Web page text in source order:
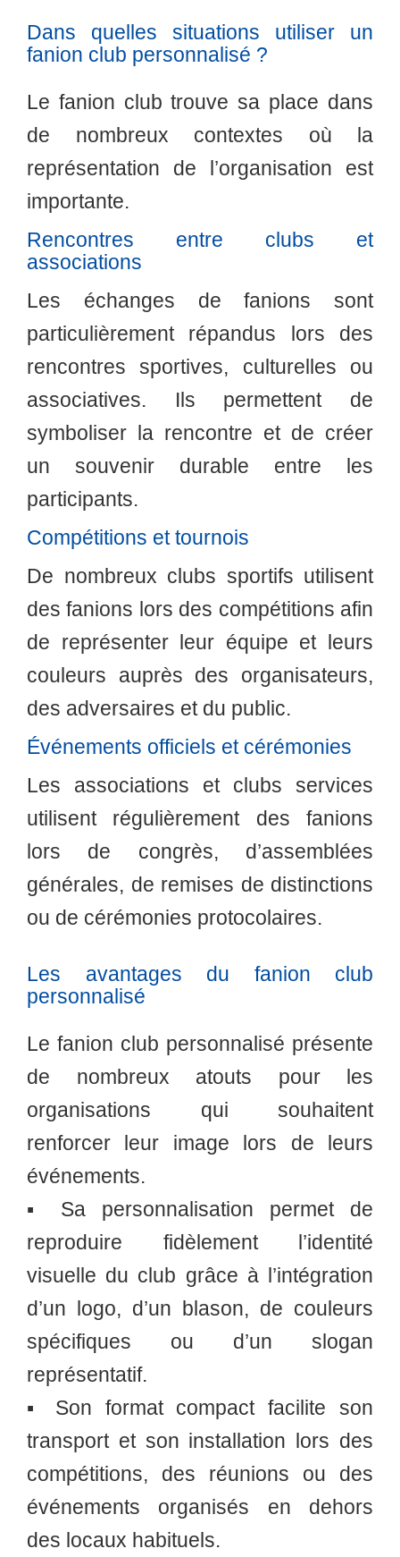
Dans quelles situations utiliser un
fanion club personnalisé ?
Le fanion club trouve sa place dans
de nombreux contextes où la
représentation de l’organisation est
importante.
Rencontres entre clubs et
associations
Les échanges de fanions sont
particulièrement répandus lors des
rencontres sportives, culturelles ou
associatives. Ils permettent de
symboliser la rencontre et de créer
un souvenir durable entre les
participants.
Compétitions et tournois
De nombreux clubs sportifs utilisent
des fanions lors des compétitions afin
de représenter leur équipe et leurs
couleurs auprès des organisateurs,
des adversaires et du public.
Événements officiels et cérémonies
Les associations et clubs services
utilisent régulièrement des fanions
lors de congrès, d’assemblées
générales, de remises de distinctions
ou de cérémonies protocolaires.
Les avantages du fanion club
personnalisé
Le fanion club personnalisé présente
de nombreux atouts pour les
organisations qui souhaitent
renforcer leur image lors de leurs
événements.
▪️ Sa personnalisation permet de
reproduire fidèlement l’identité
visuelle du club grâce à l’intégration
d’un logo, d’un blason, de couleurs
spécifiques ou d’un slogan
représentatif.
▪️ Son format compact facilite son
transport et son installation lors des
compétitions, des réunions ou des
événements organisés en dehors
des locaux habituels.